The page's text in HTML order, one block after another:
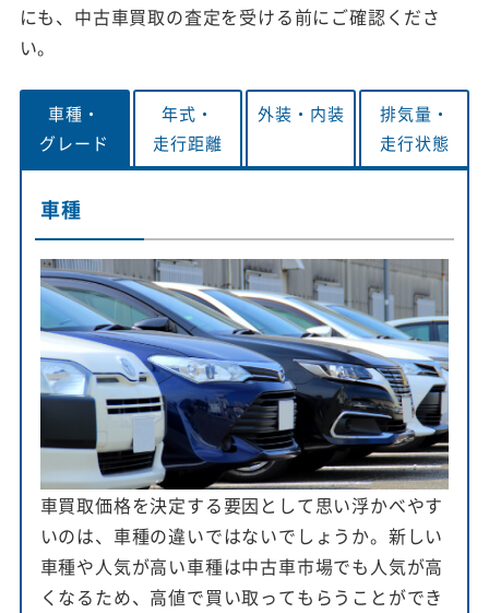
にも、中古車買取の査定を受ける前にご確認くださ
い。
車種・
グレード
年式・
走行距離
外装・ 内装
排気量・
走行状態
車種
車買取価格を決定する要因として思い浮かべやす
いのは、車種の違いではないでしょうか。新しい
車種や人気が高い車種は中古車市場でも人気が高
くなるため、高値で買い取ってもらうことができ